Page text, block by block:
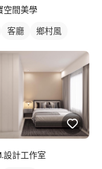
空間美學
客廳 鄉村風
設計工作室